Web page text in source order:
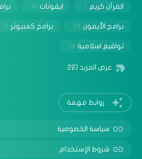
القرآن كريم 7 ايقونات 18
برامج الأيفون 23 برامج كمبيوتر 18
تواقيع اسلامية 18
عرض المزيد (22)
روابط مهمة
سياسة الخصوصية
شروط الإستخدام